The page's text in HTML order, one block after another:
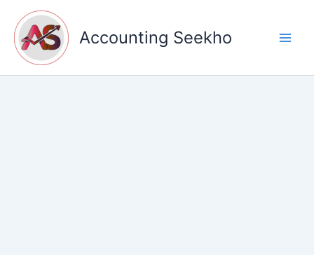
content
Accounting Seekho